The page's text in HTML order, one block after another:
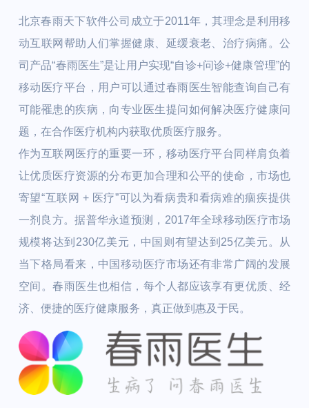
北京春雨天下软件公司成立于2011年，其理念是利用移
动互联网帮助人们掌握健康、延缓衰老、治疗病痛。公
司产品“春雨医生”是让用户实现“自诊+问诊+健康管理”的
移动医疗平台，用户可以通过春雨医生智能查询自己有
可能罹患的疾病，向专业医生提问如何解决医疗健康问
题，在合作医疗机构内获取优质医疗服务。
作为互联网医疗的重要一环，移动医疗平台同样肩负着
让优质医疗资源的分布更加合理和公平的使命，市场也
寄望“互联网 + 医疗”可以为看病贵和看病难的痼疾提供
一剂良方。据普华永道预测，2017年全球移动医疗市场
规模将达到230亿美元，中国则有望达到25亿美元。从
当下格局看来，中国移动医疗市场还有非常广阔的发展
空间。春雨医生也相信，每个人都应该享有更优质、经
济、便捷的医疗健康服务，真正做到惠及于民。